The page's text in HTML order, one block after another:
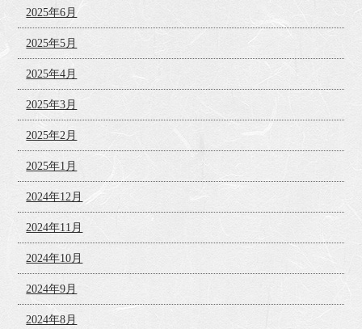
2025年6月
2025年5月
2025年4月
2025年3月
2025年2月
2025年1月
2024年12月
2024年11月
2024年10月
2024年9月
2024年8月